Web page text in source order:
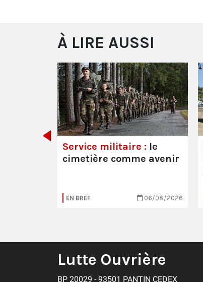
À LIRE AUSSI
Service militaire : le
cimetière comme avenir
EN BREF 06/08/2026
Lutte Ouvrière
BP 20029 - 93501 PANTIN CEDEX